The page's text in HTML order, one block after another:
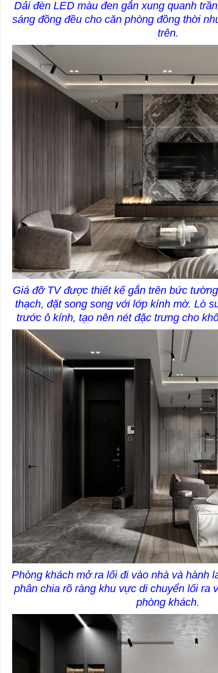
Dải đèn LED màu đen gắn xung quanh
sáng đồng đều cho căn phòng đồng thời
trên.
Giá đỡ TV được thiết kế gắn trên bức
thạch, đặt song song với lớp kính mờ. Lò
trước ô kính, tạo nên nét đặc trưng cho
Phòng khách mở ra lối đi vào nhà và hành
phân chia rõ ràng khu vực di chuyển lối ra
phòng khách.